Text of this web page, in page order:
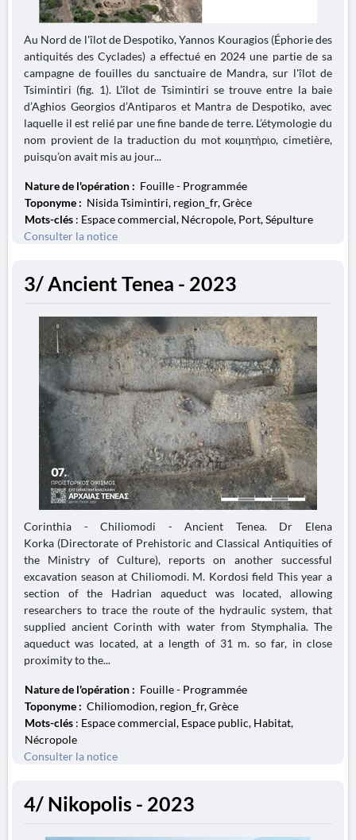
Au Nord de l'îlot de Despotiko, Yannos Kouragios (Éphorie des
antiquités des Cyclades) a effectué en 2024 une partie de sa
campagne de fouilles du sanctuaire de Mandra, sur l'îlot de
Tsimintiri (fig. 1). L’îlot de Tsimintiri se trouve entre la baie
d’Aghios Georgios d’Antiparos et Mantra de Despotiko, avec
laquelle il est relié par une fine bande de terre. L’étymologie du
nom provient de la traduction du mot κοιμητήριο, cimetière,
puisqu’on avait mis au jour...
Nature de l'opération : Fouille - Programmée
Toponyme : Nisida Tsimintiri, region_fr, Grèce
Mots-clés : Espace commercial, Nécropole, Port, Sépulture
Consulter la notice
3/ Ancient Tenea - 2023
Corinthia - Chiliomodi - Ancient Tenea. Dr Elena
Korka (Directorate of Prehistoric and Classical Antiquities of
the Ministry of Culture), reports on another successful
excavation season at Chiliomodi. M. Kordosi field This year a
section of the Hadrian aqueduct was located, allowing
researchers to trace the route of the hydraulic system, that
supplied ancient Corinth with water from Stymphalia. The
aqueduct was located, at a length of 31 m. so far, in close
proximity to the...
Nature de l'opération : Fouille - Programmée
Toponyme : Chiliomodion, region_fr, Grèce
Mots-clés : Espace commercial, Espace public, Habitat,
Nécropole
Consulter la notice
4/ Nikopolis - 2023